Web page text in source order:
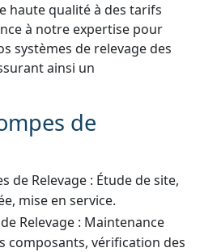
haute qualité à des tarifs
à notre expertise pour
systèmes de relevage des
ainsi un
de
de Relevage : Étude de site,
mise en service.
Relevage : Maintenance
composants, vérification des